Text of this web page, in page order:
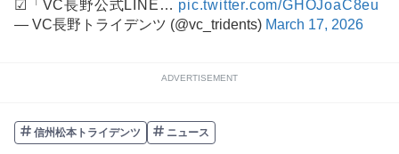
☑︎「VC長野公式LINE… pic.twitter.com/GHOJoaC8eu
— VC長野トライデンツ (@vc_tridents) March 17, 2026
ADVERTISEMENT
信州松本トライデンツ ニュース